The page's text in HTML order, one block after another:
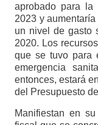
aprobado para
2023 y
un nivel de gasto
2020. Los
que se tuvo para
emergencia
entonces, estará
del Presupuesto
Manifiestan en